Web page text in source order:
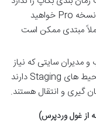
و برای بکاپ های روزانه و خودکار، نیاز به نسخه Pro خواهید
مبتدی ممکن است
مدیران سایتی که نیاز
به مهاجرت های مکرر، کلونینگ یا ایجاد محیط های Staging دارند
گیری و انتقال هستند.